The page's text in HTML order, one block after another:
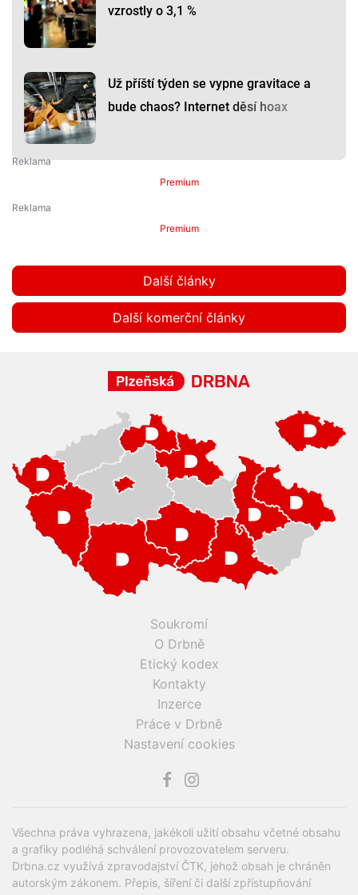
vzrostly o 3,1 %
Už příští týden se vypne gravitace a
bude chaos? Internet děsí hoax
Premium
Premium
Další články
Další komerční články
Soukromí
O Drbně
Etický kodex
Kontakty
Inzerce
Práce v Drbně
Nastavení cookies
Všechna práva vyhrazena, jakékoli užití obsahu včetné obsahu
a grafiky podléhá schválení provozovatelem serveru.
Drbna.cz využívá zpravodajství ČTK, jehož obsah je chráněn
autorským zákonem. Přepis, šíření či další zpřístupňování